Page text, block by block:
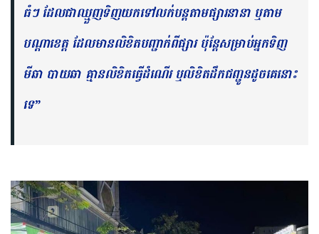
ធំៗ ដែល​ជាឈ្មួញទិញយកទៅលក់បន្តតាមផ្សារនានា ឬតាម
បណ្តាខេត្ត ដែលមានលិខិតបញ្ជាក់ពីផ្សារ ប៉ុន្តែសម្រាប់អ្នកទិញ
មីឆា បាយឆា គ្មានលិខិតធ្វើដំណើរ ឬលិខិតដឹកជញ្ជូនដូចគេនោះ
ទេ”